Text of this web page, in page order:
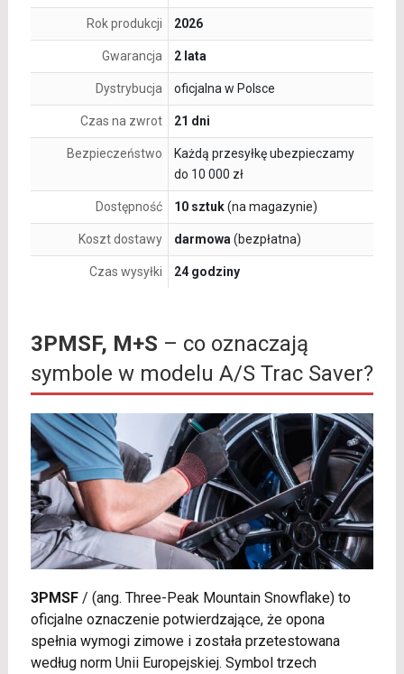
Rok produkcji 2026
Gwarancja 2 lata
Dystrybucja oficjalna w Polsce
Czas na zwrot 21 dni
Bezpieczeństwo
Każdą przesyłkę ubezpieczamy
do 10 000 zł
Dostępność 10 sztuk(na magazynie)
Koszt dostawy darmowa (bezpłatna)
Czas wysyłki 24 godziny
3PMSF, M+S – co oznaczają
symbole w modelu A/S Trac Saver?
3PMSF/ (ang. Three-Peak Mountain Snowflake) to
oficjalne oznaczenie potwierdzające, że opona
spełnia wymogi zimowe i została przetestowana
według norm Unii Europejskiej. Symbol trzech